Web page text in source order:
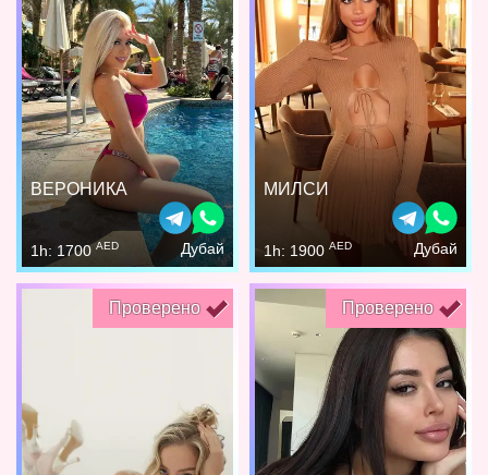
ВЕРОНИКА
1h: 1700 AED Дубай
МИЛСИ
1h: 1900 AED Дубай
Проверено Проверено